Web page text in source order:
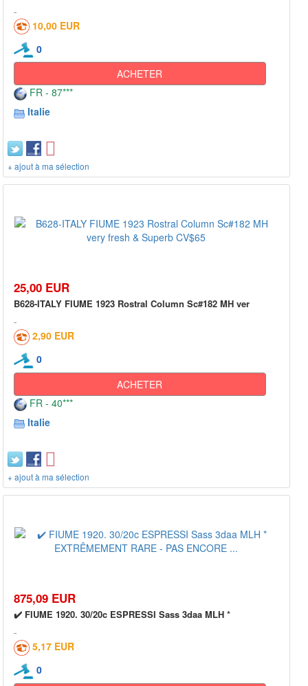
10,00 EUR
0
ACHETER
FR - 87***
Italie
+ ajout à ma sélection
25,00 EUR
B628-ITALY FIUME 1923 Rostral Column Sc#182 MH ver
2,90 EUR
0
ACHETER
FR - 40***
Italie
+ ajout à ma sélection
875,09 EUR
✔️ FIUME 1920. 30/20c ESPRESSI Sass 3daa MLH *
5,17 EUR
0